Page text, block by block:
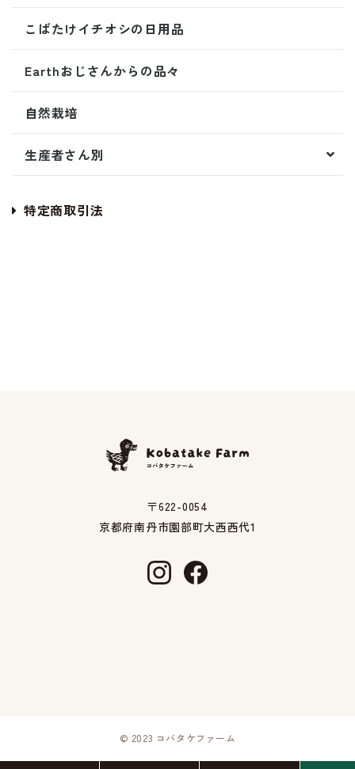
こばたけイチオシの日用品
Earthおじさんからの品々
自然栽培
生産者さん別
特定商取引法
〒622-0054
京都府南丹市園部町大西西代1
© 2023 コバタケファーム